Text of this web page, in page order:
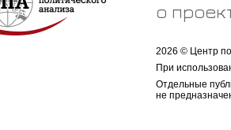
о
2026 © Центр
При
Отдельные
не